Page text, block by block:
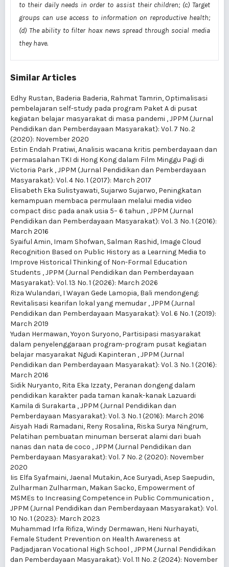
to their daily needs in order to assist their children; (c) Target
groups can useaccess to information on reproductive health;
(d) The ability to filter hoax news spread through social media
they have.
Similar Articles
Edhy Rustan, Baderia Baderia, Rahmat Tamrin,Optimalisasi
pembelajaran self-study pada program Paket A di pusat
kegiatan belajar masyarakat di masa pandemi ,JPPM (Jurnal
Pendidikan dan Pemberdayaan Masyarakat): Vol. 7 No. 2
(2020): November 2020
Estin Endah Pratiwi,Analisis wacana kritis pemberdayaan dan
permasalahan TKI di Hong Kong dalam Film Minggu Pagi di
Victoria Park ,JPPM (Jurnal Pendidikan dan Pemberdayaan
Masyarakat): Vol. 4 No. 1 (2017): March 2017
Elisabeth Eka Sulistyawati, Sujarwo Sujarwo, Peningkatan
kemampuan membaca permulaan melalui media video
compact disc pada anak usia 5– 6 tahun ,JPPM (Jurnal
Pendidikan dan Pemberdayaan Masyarakat): Vol. 3 No. 1 (2016):
March 2016
Syaiful Amin, Imam Shofwan, Salman Rashid, Image Cloud
Recognition Based on Public History as a Learning Media to
Improve Historical Thinking of Non-Formal Education
Students ,JPPM (Jurnal Pendidikan dan Pemberdayaan
Masyarakat): Vol. 13 No. 1 (2026): March 2026
Riza Wulandari, I Wayan Gede Lamopia, Bali mendongeng:
Revitalisasi kearifan lokal yang memudar ,JPPM (Jurnal
Pendidikan dan Pemberdayaan Masyarakat): Vol. 6 No. 1 (2019):
March 2019
Yudan Hermawan, Yoyon Suryono, Partisipasi masyarakat
dalam penyelenggaraan program-program pusat kegiatan
belajar masyarakat Ngudi Kapinteran ,JPPM (Jurnal
Pendidikan dan Pemberdayaan Masyarakat): Vol. 3 No. 1 (2016):
March 2016
Sidik Nuryanto, Rita Eka Izzaty, Peranan dongeng dalam
pendidikan karakter pada taman kanak-kanak Lazuardi
Kamila di Surakarta ,JPPM (Jurnal Pendidikan dan
Pemberdayaan Masyarakat): Vol. 3 No. 1 (2016): March 2016
Aisyah Hadi Ramadani, Reny Rosalina, Riska Surya Ningrum,
Pelatihan pembuatan minuman berserat alami dari buah
nanas dan nata de coco ,JPPM (Jurnal Pendidikan dan
Pemberdayaan Masyarakat): Vol. 7 No. 2 (2020): November
2020
Iis Elfa Syafmaini, Jaenal Mutakin, Ace Suryadi, Asep Saepudin,
Zulharman Zulharman, Makan Sacko, Empowerment of
MSMEs to Increasing Competence in Public Communication ,
JPPM (Jurnal Pendidikan dan Pemberdayaan Masyarakat): Vol.
10 No. 1 (2023): March 2023
Muhammad Irfa Rifiza, Windy Dermawan, Heni Nurhayati,
Female Student Prevention on Health Awareness at
Padjadjaran Vocational High School ,JPPM (Jurnal Pendidikan
dan Pemberdayaan Masyarakat): Vol. 11 No. 2 (2024): November